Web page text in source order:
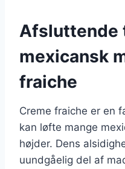
Afsluttende
mexicansk
fraiche
Creme fraiche er en
kan løfte mange
højder. Dens
uundgåelig del af